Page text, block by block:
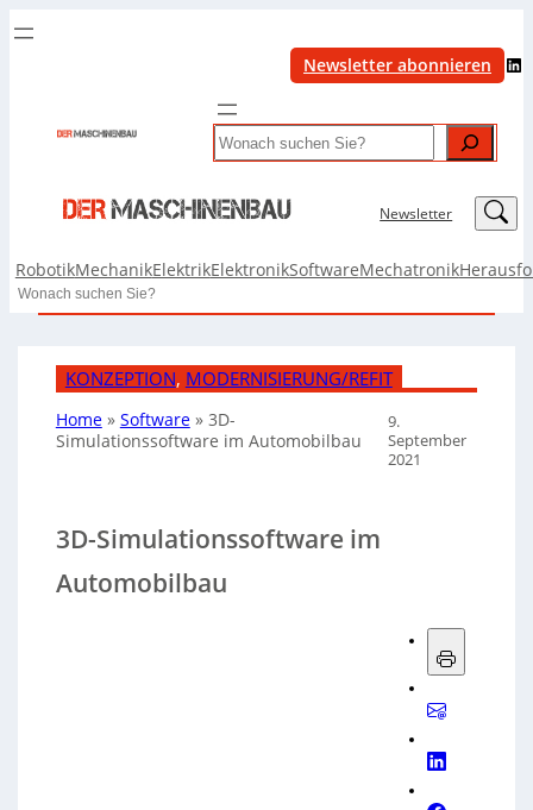
Newsletter abonnieren LinkedIn
Search
Newsletter LinkedIn
RobotikMechanikElektrikElektronikSoftwareMechatronik
Search
KONZEPTION, MODERNISIERUNG/REFIT
Home» Software» 3D-
Simulationssoftware im Automobilbau
9.
September
2021
3D-Simulationssoftware im
Automobilbau